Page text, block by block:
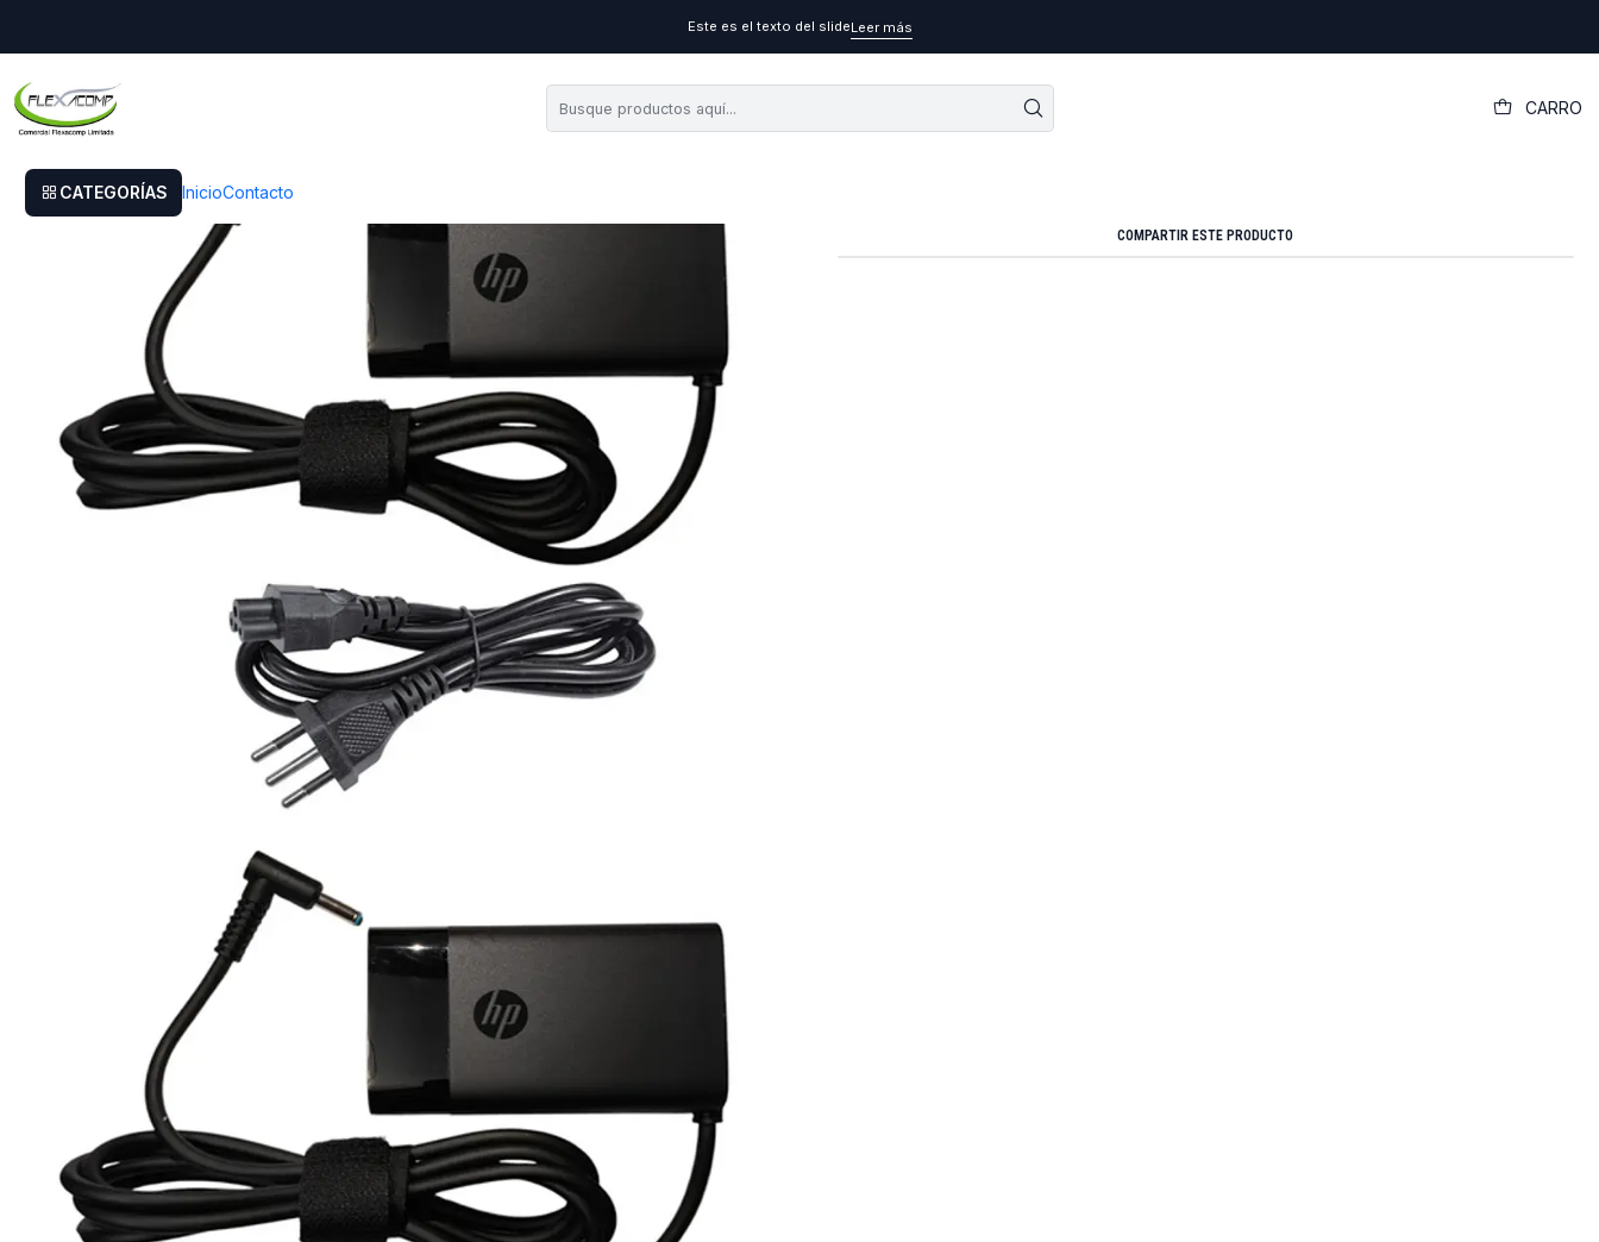
CARRO
CATEGORÍAS InicioContacto
Este es el texto del slideLeer más
Cargador Original Hp Envy X360 15-u110dx
COMPARTIR ESTE PRODUCTO